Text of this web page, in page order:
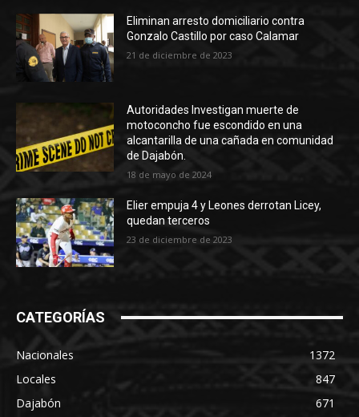
Eliminan arresto domiciliario contra
Gonzalo Castillo por caso Calamar
21 de diciembre de 2023
Autoridades Investigan muerte de
motoconcho fue escondido en una
alcantarilla de una cañada en comunidad
de Dajabón.
18 de mayo de 2024
Elier empuja 4 y Leones derrotan Licey,
quedan terceros
23 de diciembre de 2023
CATEGORÍAS
Nacionales
1372
Locales
847
Dajabón
671